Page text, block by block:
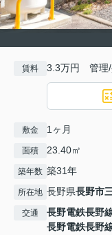
賃料 3.3万円 管理/
敷金 1ヶ月
面積 23.40㎡
築年数 築31年
所在地 長野県長野市
交通 長野電鉄長野
長野電鉄長野